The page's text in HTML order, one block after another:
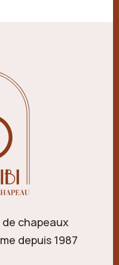
chapeaux
depuis 1987